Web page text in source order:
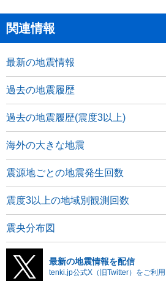
関連情報
最新の地震情報
過去の地震履歴
過去の地震履歴(震度3以上)
海外の大きな地震
震源地ごとの地震発生回数
震度3以上の地域別観測回数
震央分布図
最新の地震情報を配信
tenki.jp公式X（旧Twitter）をご利用